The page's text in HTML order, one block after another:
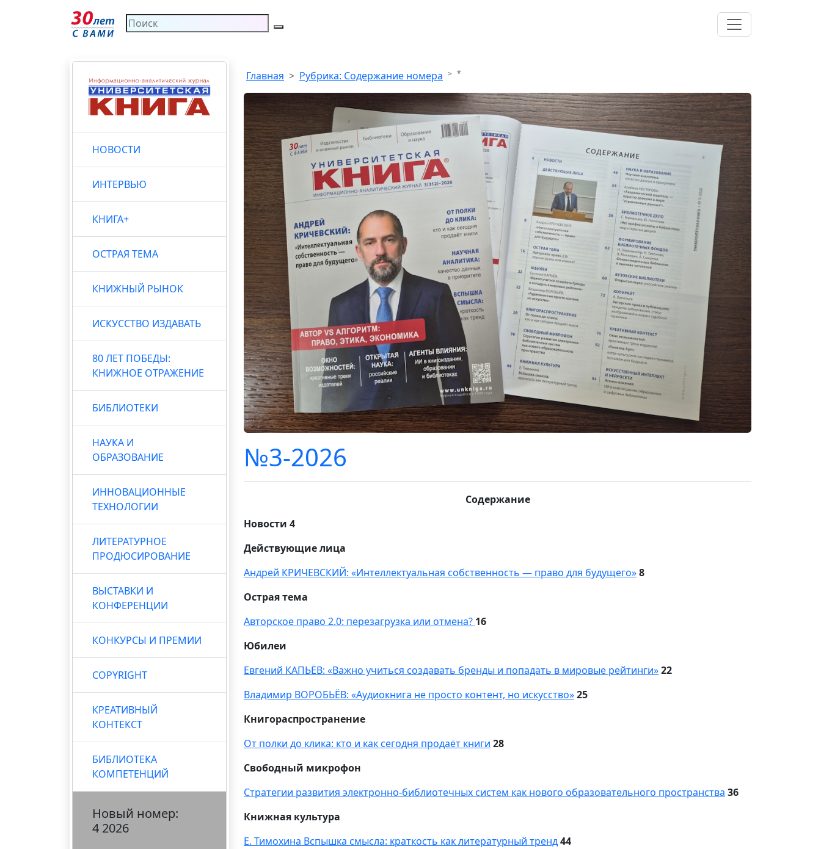
НОВОСТИ
ИНТЕРВЬЮ
КНИГА+
ОСТРАЯ ТЕМА
КНИЖНЫЙ РЫНОК
ИСКУССТВО ИЗДАВАТЬ
80 ЛЕТ ПОБЕДЫ:
КНИЖНОЕ ОТРАЖЕНИЕ
БИБЛИОТЕКИ
НАУКА И
ОБРАЗОВАНИЕ
ИННОВАЦИОННЫЕ
ТЕХНОЛОГИИ
ЛИТЕРАТУРНОЕ
ПРОДЮСИРОВАНИЕ
ВЫСТАВКИ И
КОНФЕРЕНЦИИ
КОНКУРСЫ И ПРЕМИИ
COPYRIGHT
КРЕАТИВНЫЙ
КОНТЕКСТ
БИБЛИОТЕКА
КОМПЕТЕНЦИЙ
Новый номер:
4 2026
Главная Рубрика: Содержание номера *
№3-2026
Содержание
Новости 4
Действующие лица
Андрей КРИЧЕВСКИЙ: «Интеллектуальная собственность — право для будущего»8
Острая тема
Авторское право 2.0: перезагрузка или отмена? 16
Юбилеи
Евгений КАПЬЁВ: «Важно учиться создавать бренды и попадать в мировые рейтинги»22
Владимир ВОРОБЬЁВ: «Аудиокнига не просто контент, но искусство»25
Книгораспространение
От полки до клика: кто и как сегодня продаёт книги 28
Свободный микрофон
Стратегии развития электронно-библиотечных систем как нового образовательного пространства 36
Книжная культура
Е. Тимохина Вспышка смысла: краткость как литературный тренд44